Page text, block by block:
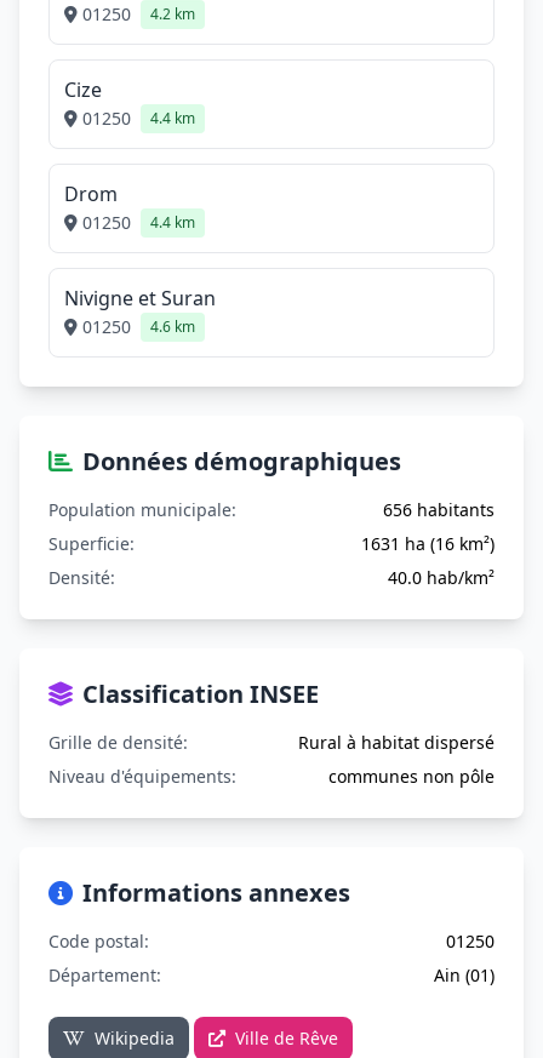
01250 4.2 km
Cize
01250 4.4 km
Drom
01250 4.4 km
Nivigne et Suran
01250 4.6 km
Données démographiques
Population municipale:
656 habitants
Superficie:
1631 ha (16 km²)
Densité:
40.0 hab/km²
Classification INSEE
Grille de densité:
Rural à habitat dispersé
Niveau d'équipements:
communes non pôle
Informations annexes
Code postal:
01250
Département:
Ain (01)
Wikipedia Ville de Rêve